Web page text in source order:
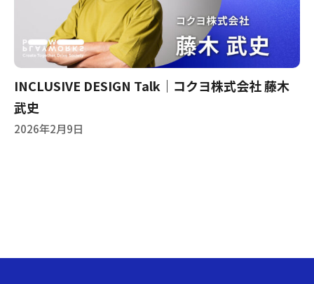
INCLUSIVE DESIGN Talk｜コクヨ株式会社 藤木
武史
2026年2月9日